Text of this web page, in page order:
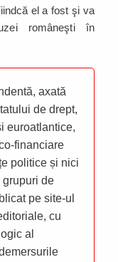
el a fost şi va
româneşti în
axată
de drept,
euroatlantice,
financiare
politice și nici
grupuri de
pe site-ul
cu
al